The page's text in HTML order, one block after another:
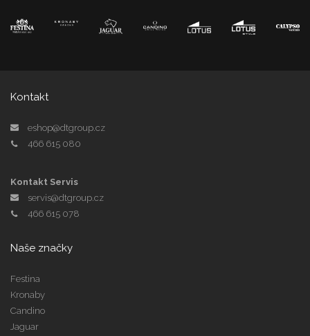
Kontakt
eshop@dtgroup.cz
466 615 080
Kontakt Servis
servis@dtgroup.cz
466 615 078
Naše značky
Festina
Kronaby
Candino
Jaguar